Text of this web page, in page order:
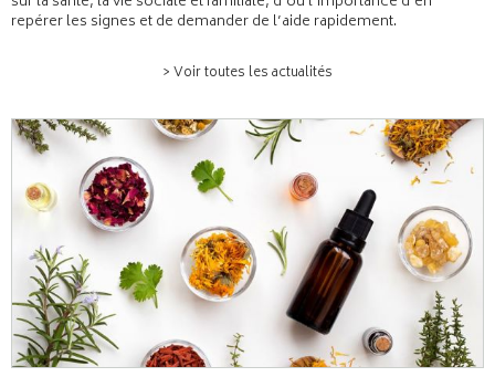
repérer les signes et de demander de l’aide rapidement.
> Voir toutes les actualités